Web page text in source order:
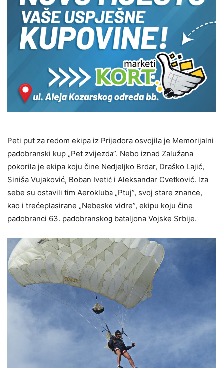
Peti put za redom ekipa iz Prijedora osvojila je Memorijalni
padobranski kup „Pet zvijezda”. Nebo iznad Zalužana
pokorila je ekipa koju čine Nedjeljko Brdar, Draško Lajić,
Siniša Vujaković, Boban Ivetić i Aleksandar Cvetković. lza
sebe su ostavili tim Aerokluba „Ptuj”, svoj stare znance,
kao i trećeplasirane „Nebeske vidre”, ekipu koju čine
padobranci 63. padobranskog bataljona Vojske Srbije.